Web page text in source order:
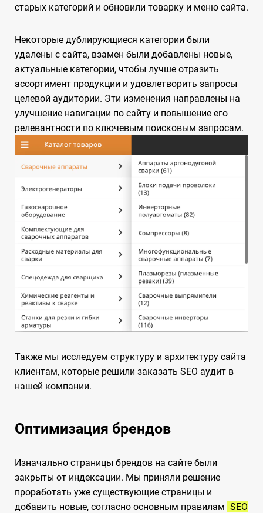
старых категорий и обновили товарку и меню сайта.
Некоторые дублирующиеся категории были
удалены с сайта, взамен были добавлены новые,
актуальные категории, чтобы лучше отразить
ассортимент продукции и удовлетворить запросы
целевой аудитории. Эти изменения направлены на
улучшение навигации по сайту и повышение его
релевантности по ключевым поисковым запросам.
Также мы исследуем структуру и архитектуру сайта
клиентам, которые решили заказать SEO аудит в
нашей компании.
Оптимизация брендов
Изначально страницы брендов на сайте были
закрыты от индексации. Мы приняли решение
проработать уже существующие страницы и
добавить новые, согласно основным правилам SEO